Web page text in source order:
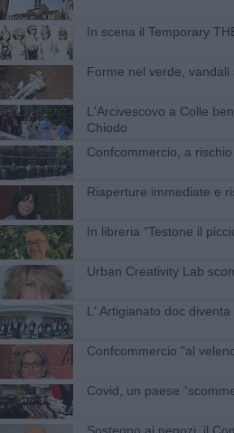
In scena il Temporary
Forme nel verde,
L'Arcivescovo a Colle
Chiodo
Confcommercio, a
Riaperture immediate e
In libreria "Testone il
Urban Creativity Lab
​L' Artigianato doc diventa
Confcommercio "al
​Covid, un paese
Sostegno ai negozi, il